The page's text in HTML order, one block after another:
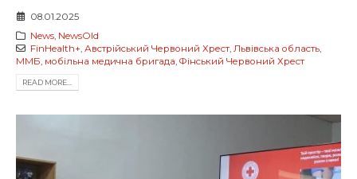
08.01.2025
News, NewsOld
FinHealth+, Австрійський Червоний Хрест, Львівська область,
ММБ, мобільна медична бригада, Фінський Червоний Хрест
READ MORE...